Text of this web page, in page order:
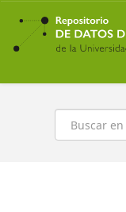
Ir
contenido
principal
Buscar